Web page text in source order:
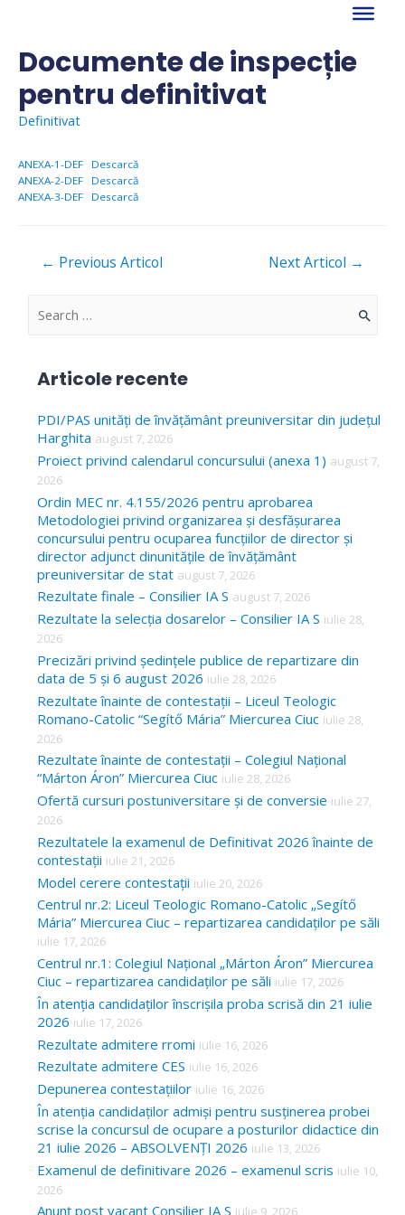
contentDocumente de inspecție
pentru definitivat
Definitivat
ANEXA-1-DEF
Descarcă
ANEXA-2-DEF
Descarcă
ANEXA-3-DEF
Descarcă
Navigare
← Previous Articol Next Articol →
S
c
h
f
o
r
Articole recente
PDI/PAS unități de învățământ preuniversitar din județul
Harghita august 7, 2026
Proiect privind calendarul concursului (anexa 1) august 7,
2026
Ordin MEC nr. 4.155/2026 pentru aprobarea
Metodologiei privind organizarea și desfășurarea
concursului pentru ocuparea funcțiilor de director și
director adjunct dinunitățile de învățământ
preuniversitar de stat august 7, 2026
Rezultate finale – Consilier IA S august 7, 2026
Rezultate la selecția dosarelor – Consilier IA S iulie 28,
2026
Precizări privind ședințele publice de repartizare din
data de 5 și 6 august 2026 iulie 28, 2026
Rezultate înainte de contestații – Liceul Teologic
Romano-Catolic “Segítő Mária” Miercurea Ciuc iulie 28,
2026
Rezultate înainte de contestații – Colegiul Național
“Márton Áron” Miercurea Ciuc iulie 28, 2026
Ofertă cursuri postuniversitare și de conversie iulie 27,
2026
Rezultatele la examenul de Definitivat 2026 înainte de
contestații iulie 21, 2026
Model cerere contestații iulie 20, 2026
Centrul nr.2: Liceul Teologic Romano-Catolic „Segítő
Mária” Miercurea Ciuc – repartizarea candidaților pe săli
iulie 17, 2026
Centrul nr.1: Colegiul Național „Márton Áron” Miercurea
Ciuc – repartizarea candidaților pe săli iulie 17, 2026
În atenția candidaților înscrișila proba scrisă din 21 iulie
2026 iulie 17, 2026
Rezultate admitere rromi iulie 16, 2026
Rezultate admitere CES iulie 16, 2026
Depunerea contestațiilor iulie 16, 2026
În atenția candidaților admiși pentru susținerea probei
scrise la concursul de ocupare a posturilor didactice din
21 iulie 2026 – ABSOLVENȚI 2026 iulie 13, 2026
Examenul de definitivare 2026 – examenul scris iulie 10,
2026
Anunț post vacant Consilier IA S iulie 9, 2026